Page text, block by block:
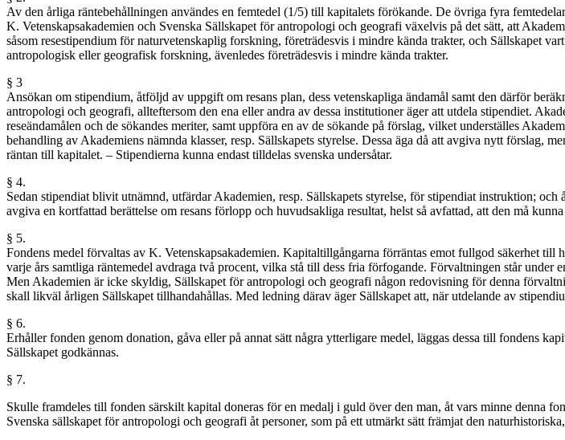
Av den årliga räntebehållningen användes en femtedel (1/5) till kapitalets förökande. De övriga fyra
K. Vetenskapsakademien och Svenska Sällskapet för antropologi och geografi växelvis på det sätt, att
såsom resestipendium för naturvetenskaplig forskning, företrädesvis i mindre kända trakter, och Sällskapet
antropologisk eller geografisk forskning, ävenledes företrädesvis i mindre kända trakter.
§ 3
Ansökan om stipendium, åtföljd av uppgift om resans plan, dess vetenskapliga ändamål samt den därför
antropologi och geografi, allteftersom den ena eller andra av dessa institutioner äger att utdela stipendiet.
reseändamålen och de sökandes meriter, samt uppföra en av de sökande på förslag, vilket underställes
behandling av Akademiens nämnda klasser, resp. Sällskapets styrelse. Dessa äga då att avgiva nytt förslag,
räntan till kapitalet. – Stipendierna kunna endast tilldelas svenska undersåtar.
§ 4.
Sedan stipendiat blivit utnämnd, utfärdar Akademien, resp. Sällskapets styrelse, för stipendiat instruktion;
avgiva en kortfattad berättelse om resans förlopp och huvudsakliga resultat, helst så avfattad, att den må
§ 5.
Fondens medel förvaltas av K. Vetenskapsakademien. Kapitaltillgångarna förräntas emot fullgod säkerhet
varje års samtliga räntemedel avdraga två procent, vilka stå till dess fria förfogande. Förvaltningen står
Men Akademien är icke skyldig, Sällskapet för antropologi och geografi någon redovisning för denna
skall likväl årligen Sällskapet tillhandahållas. Med ledning därav äger Sällskapet att, när utdelande av
§ 6.
Erhåller fonden genom donation, gåva eller på annat sätt några ytterligare medel, läggas dessa till fondens
Sällskapet godkännas.
§ 7.
Skulle framdeles till fonden särskilt kapital doneras för en medalj i guld över den man, åt vars minne denna
Svenska sällskapet för antropologi och geografi åt personer, som på ett utmärkt sätt främjat den